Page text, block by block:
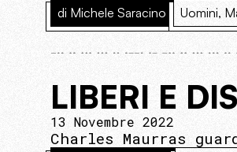
di Michele Saracino Uomini,
LIBERI E
13 Novembre 2022
Charles Maurras